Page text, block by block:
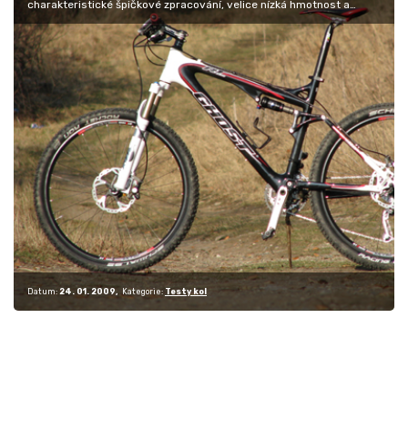
charakteristické špičkové zpracování, velice nízká hmotnost a
v neposlední…
Datum: 24. 01. 2009 Kategorie: Testy kol